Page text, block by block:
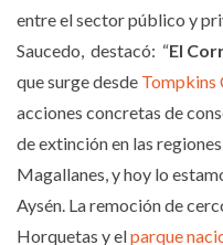
entre el sector público y
Saucedo, destacó: “El
que surge desde Tompkins
acciones concretas de
de extinción en las
Magallanes, y hoy lo
Aysén. La remoción de
Horquetas y elparque